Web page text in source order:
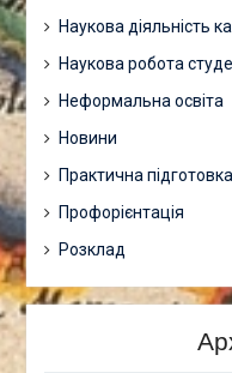
Наукова діяльність
Наукова робота
Неформальна освіта
Новини
Практична підготовка
Профорієнтація
Розклад